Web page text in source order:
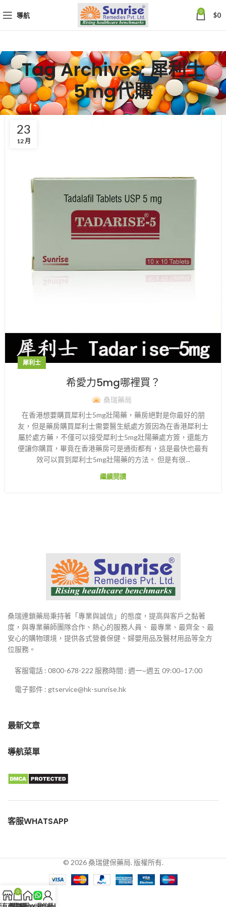
導航 0 $0
Tag Archives: 犀利士
5mg代購
23
12 月
犀利士
希愛力5mg哪裡買？
桑瑞藥局
在香港想要購買犀利士5mg壯陽藥，藥房絕對是你最好的朋
友，但是藥房購買犀利士需要醫生紙處方簽因為在香港犀利士
屬於處方藥，不僅可以接受犀利士5mg壯陽藥處方簽，還能方
便讓你購買，畢竟在香港藥房可是通街都有，這是最快也最有
效可以買到犀利士5mg壯陽藥的方法。 但是有很...
繼續閱讀
桑瑞連鎖藥局秉持著「專業與誠信」的態度，提高與客戶之黏著
度，與專業藥師團隊合作、熱心的服務人員、 最專業、最齊全、最
安心的購物環境，提供各式營養保健、婦嬰用品及醫材用品等全方
位服務。
客服電話 : 0800-678-222 服務時間 : 週一~週五 09:00~17:00
電子郵件 : gtservice@hk-sunrise.hk
最新文章
導航菜單
客服WHATSAPP
© 2026 桑瑞健保藥局. 版權所有.
0